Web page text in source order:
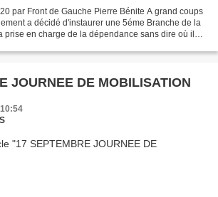
par Front de Gauche Pierre Bénite A grand coups
a décidé d'instaurer une 5éme Branche de la
prise en charge de la dépendance sans dire où il
JOURNEE DE MOBILISATION